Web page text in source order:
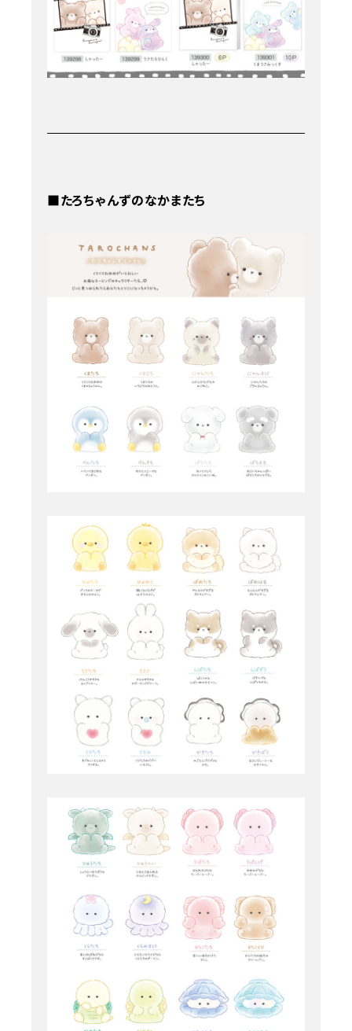
■たろちゃんずのなかまたち